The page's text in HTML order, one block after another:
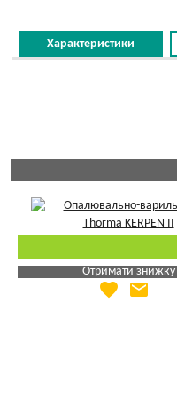
Характеристики
Отримати знижку
Яка Ваша ціна
favorite email